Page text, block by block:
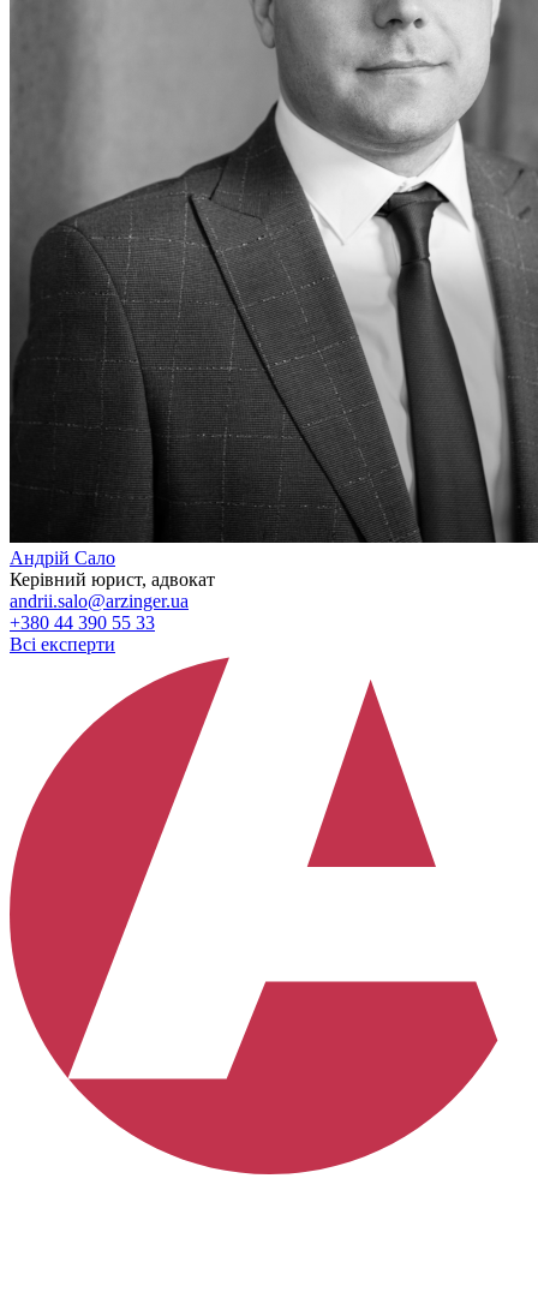
Андрій Сало
Керівний юрист, адвокат
andrii.salo@arzinger.ua
+380 44 390 55 33
Всі експерти